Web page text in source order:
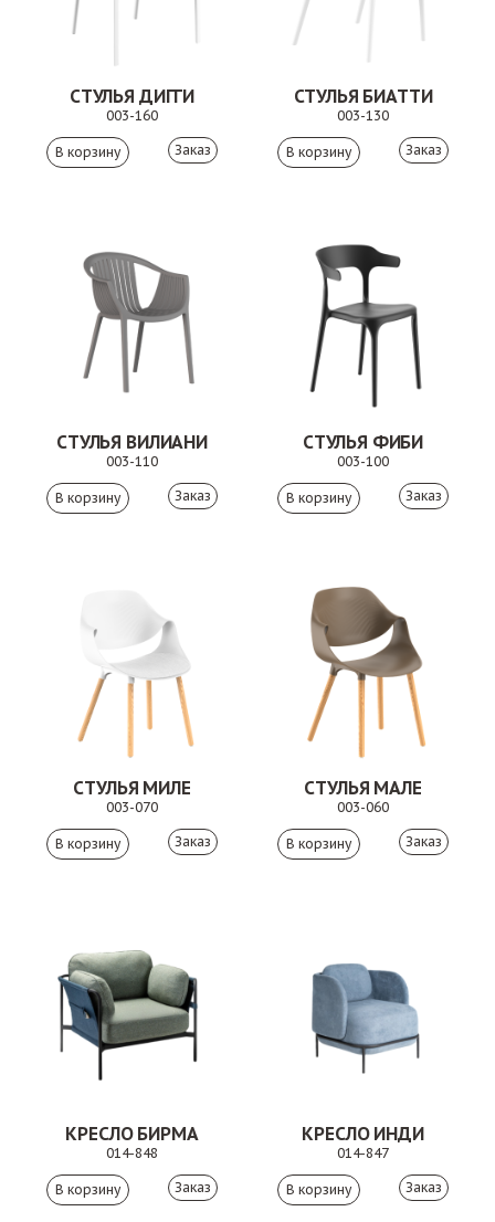
СТУЛЬЯ ДИГГИ
003-160
Заказ
СТУЛЬЯ БИАТТИ
003-130
Заказ
СТУЛЬЯ ВИЛИАНИ
003-110
Заказ
СТУЛЬЯ ФИБИ
003-100
Заказ
СТУЛЬЯ МИЛЕ
003-070
Заказ
СТУЛЬЯ МАЛЕ
003-060
Заказ
КРЕСЛО БИРМА
014-848
Заказ
КРЕСЛО ИНДИ
014-847
Заказ